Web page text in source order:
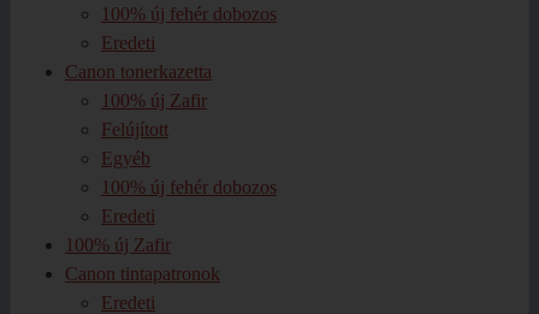
100% új fehér dobozos
Eredeti
Canon tonerkazetta
100% új Zafir
Felújított
Egyéb
100% új fehér dobozos
Eredeti
100% új Zafir
Canon tintapatronok
Eredeti